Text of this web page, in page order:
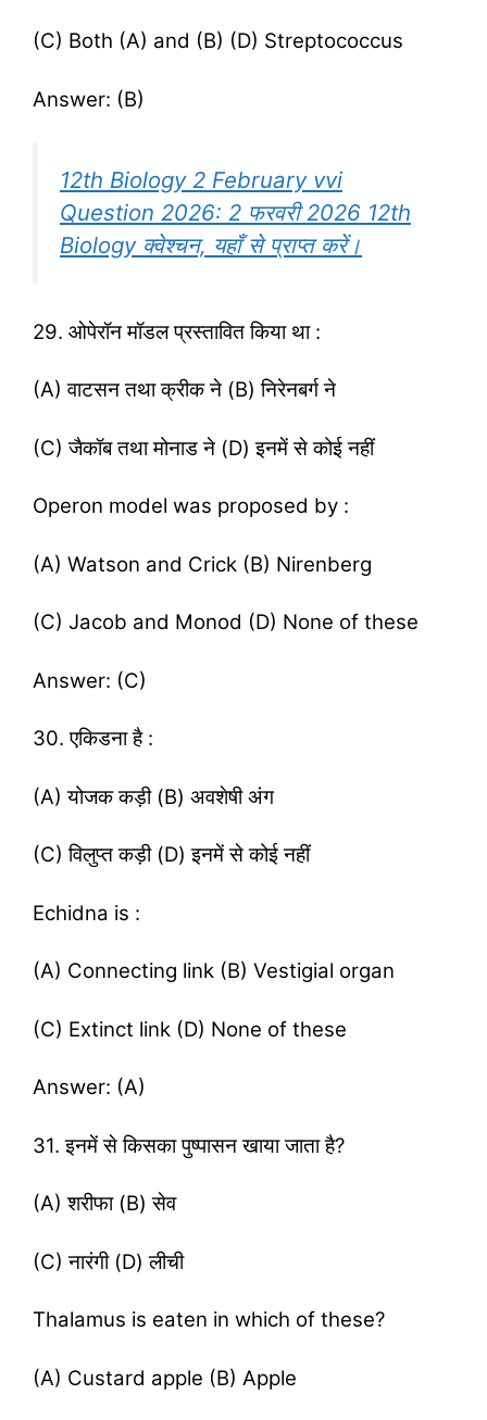
(C) Both (A) and (B) (D) Streptococcus
Answer: (B)
12th Biology 2 February vvi
Question 2026: 2 फरवरी 2026 12th
Biology क्वेश्चन, यहाँ से प्राप्त करें।
29. ओपेरॉन मॉडल प्रस्तावित किया था :
(A) वाटसन तथा क्रीक ने (B) निरेनबर्ग ने
(C) जैकॉब तथा मोनाड ने (D) इनमें से कोई नहीं
Operon model was proposed by :
(A) Watson and Crick (B) Nirenberg
(C) Jacob and Monod (D) None of these
Answer: (C)
30. एकिडना है :
(A) योजक कड़ी (B) अवशेषी अंग
(C) विलुप्त कड़ी (D) इनमें से कोई नहीं
Echidna is :
(A) Connecting link (B) Vestigial organ
(C) Extinct link (D) None of these
Answer: (A)
31. इनमें से किसका पुष्पासन खाया जाता है?
(A) शरीफा (B) सेव
(C) नारंगी (D) लीची
Thalamus is eaten in which of these?
(A) Custard apple (B) Apple